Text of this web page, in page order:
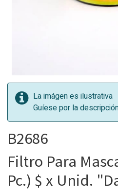
La imágen es ilustrativa
Guíese por la
B2686
Filtro Para
Pc.) $ x Unid.